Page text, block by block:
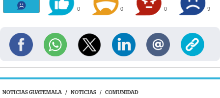
0 0 0 9
NOTICIAS GUATEMALA / NOTICIAS / COMUNIDAD